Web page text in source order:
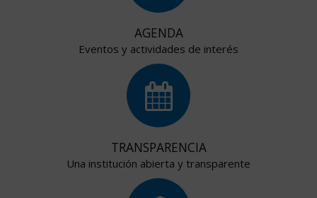
AGENDA
Eventos y actividades de interés
TRANSPARENCIA
Una institución abierta y transparente